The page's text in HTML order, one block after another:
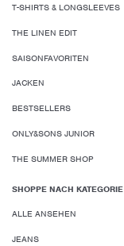
T-SHIRTS & LONGSLEEVES
THE LINEN EDIT
SAISONFAVORITEN
JACKEN
BESTSELLERS
ONLY&SONS JUNIOR
THE SUMMER SHOP
SHOPPE NACH KATEGORIE
ALLE ANSEHEN
JEANS